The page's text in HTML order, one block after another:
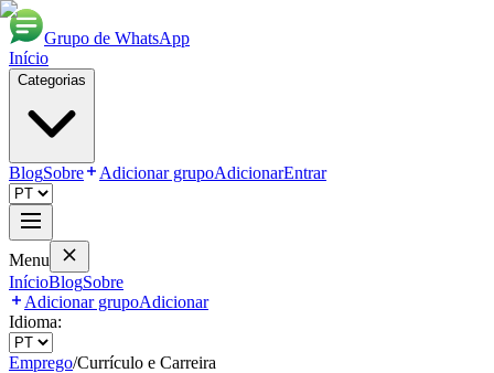
Grupo de WhatsApp
Início
Categorias
BlogSobre Adicionar grupoAdicionarEntrar
Menu
InícioBlogSobre
Adicionar grupoAdicionar
Idioma:
Emprego/Currículo e Carreira